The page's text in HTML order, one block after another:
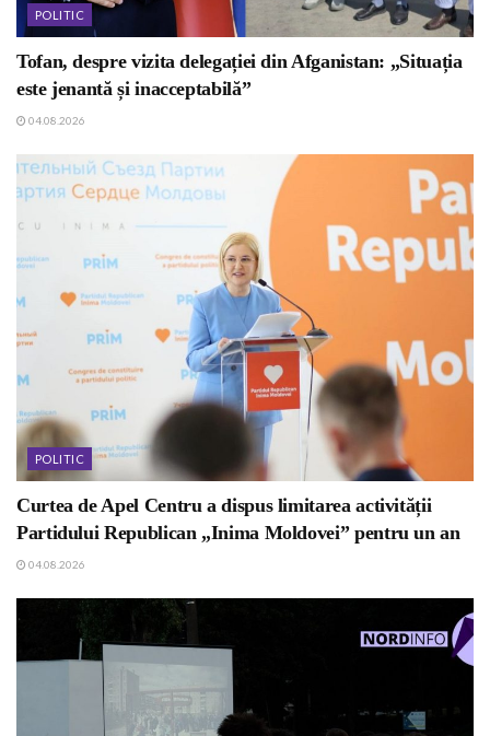
POLITIC
Tofan, despre vizita delegației din Afganistan: „Situația
este jenantă și inacceptabilă”
04.08.2026
POLITIC
Curtea de Apel Centru a dispus limitarea activității
Partidului Republican „Inima Moldovei” pentru un an
04.08.2026